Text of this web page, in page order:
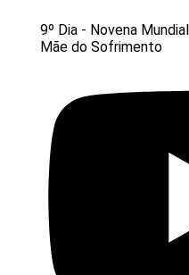
9º Dia - Novena
Mãe do Sofrimento